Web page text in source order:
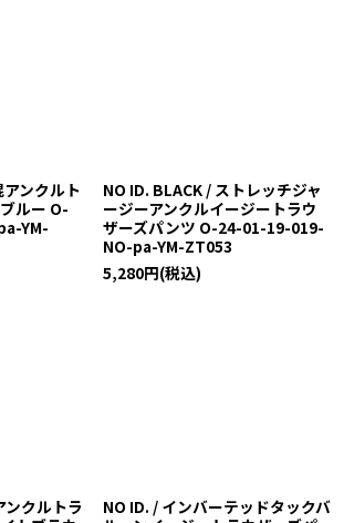
ンクルト
ルー O-
YM-
NO ID. BLACK / ストレッチジャ
ージーアンクルイージートラウ
ザーズパンツ O-24-01-19-019-
NO-pa-YM-ZT053
5,280円(税込)
ンクルトラ
NO ID. / インバーテッドタックバ